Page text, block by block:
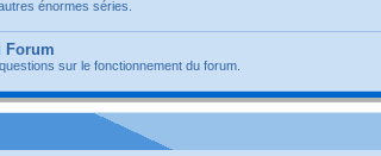
énormes séries.
Forum
sur le fonctionnement du forum.